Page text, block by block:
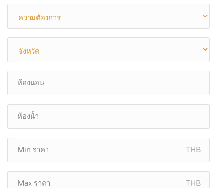
THB
THB